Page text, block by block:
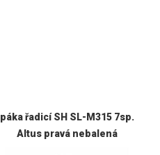
páka řadicí SH SL-M315 7sp.
Altus pravá nebalená